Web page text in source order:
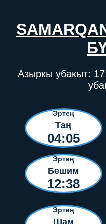
Азыркы убакыт:
Эртең
Таң
04:05
Эртең
Бешим
12:38
Эртең